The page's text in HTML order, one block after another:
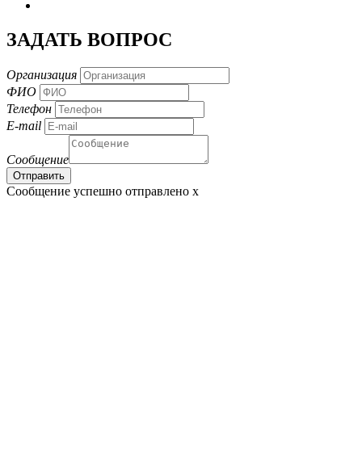
ЗАДАТЬ ВОПРОС
Организация
ФИО
Телефон
E-mail
Сообщение
Сообщение успешно отправлено x